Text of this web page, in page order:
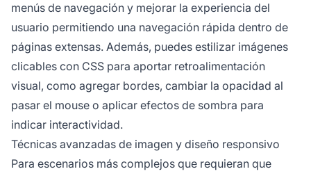
menús de navegación y mejorar la experiencia del
usuario permitiendo una navegación rápida dentro de
páginas extensas. Además, puedes estilizar imágenes
clicables con CSS para aportar retroalimentación
visual, como agregar bordes, cambiar la opacidad al
pasar el mouse o aplicar efectos de sombra para
indicar interactividad.
Técnicas avanzadas de imagen y diseño responsivo
Para escenarios más complejos que requieran que